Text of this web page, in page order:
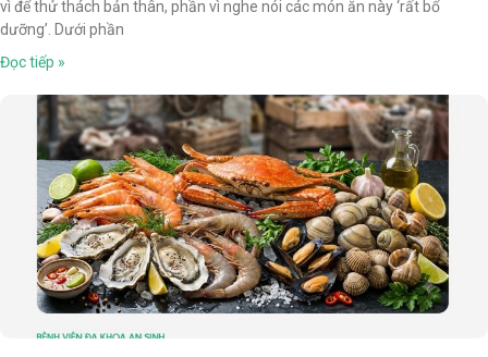
vì để thử thách bản thân, phần vì nghe nói các món ăn này ‘rất bổ
dưỡng’. Dưới phần
Đọc tiếp »